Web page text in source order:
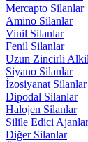
Mercapto Silanlar
Amino Silanlar
Vinil Silanlar
Fenil Silanlar
Uzun Zincirli
Siyano Silanlar
İzosiyanat Silanlar
Dipodal Silanlar
Halojen Silanlar
Silile Edici Ajanlar
Diğer Silanlar